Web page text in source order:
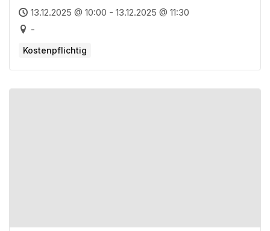
Kinder von 8-11 Jahren
13.12.2025 @ 10:00 - 13.12.2025 @ 11:30
-
Kostenpflichtig